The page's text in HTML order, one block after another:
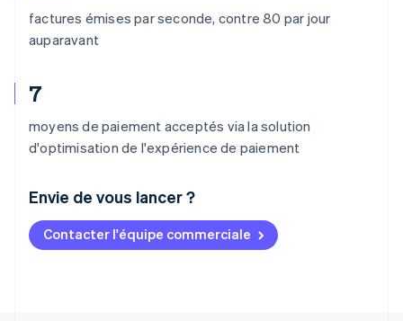
factures émises par seconde, contre 80 par jour
auparavant
7
moyens de paiement acceptés via la solution
d'optimisation de l'expérience de paiement
Envie de vous lancer ?
Contacter l'équipe commerciale
Allemagne